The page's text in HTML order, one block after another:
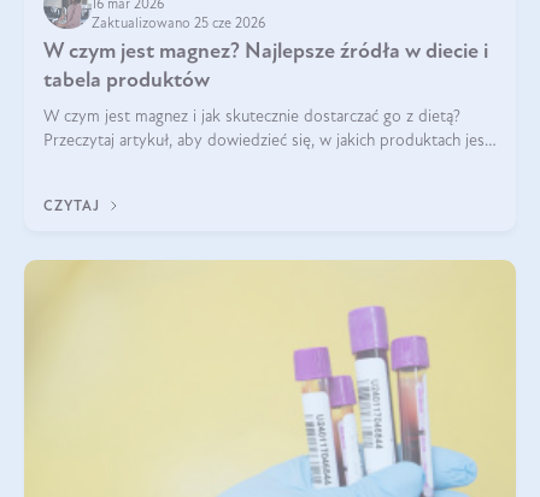
16 mar 2026
Zaktualizowano 25 cze 2026
W czym jest magnez? Najlepsze źródła w diecie i
tabela produktów
W czym jest magnez i jak skutecznie dostarczać go z dietą?
Przeczytaj artykuł, aby dowiedzieć się, w jakich produktach jest
CZYTAJ